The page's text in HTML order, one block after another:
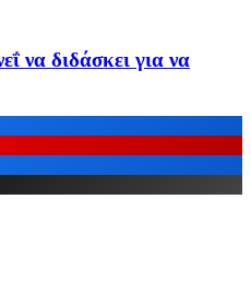
να διδάσκει για να